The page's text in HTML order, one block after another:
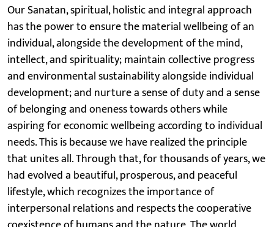
Our Sanatan, spiritual, holistic and integral approach
has the power to ensure the material wellbeing of an
individual, alongside the development of the mind,
intellect, and spirituality; maintain collective progress
and environmental sustainability alongside individual
development; and nurture a sense of duty and a sense
of belonging and oneness towards others while
aspiring for economic wellbeing according to individual
needs. This is because we have realized the principle
that unites all. Through that, for thousands of years, we
had evolved a beautiful, prosperous, and peaceful
lifestyle, which recognizes the importance of
interpersonal relations and respects the cooperative